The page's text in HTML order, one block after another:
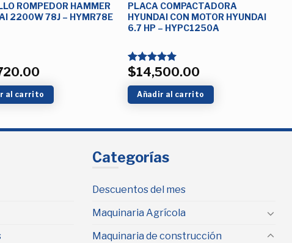
ROMPEDOR HAMMER
2200W 78J – HYMR78E
al carrito
PLACA COMPACTADORA
HYUNDAI CON MOTOR HYUNDAI
6.7 HP – HYPC1250A
Valorado
5.00
de 5
$14,500.00
Añadir al carrito
Categorías
Descuentos del mes
Maquinaria Agrícola
Maquinaria de construcción